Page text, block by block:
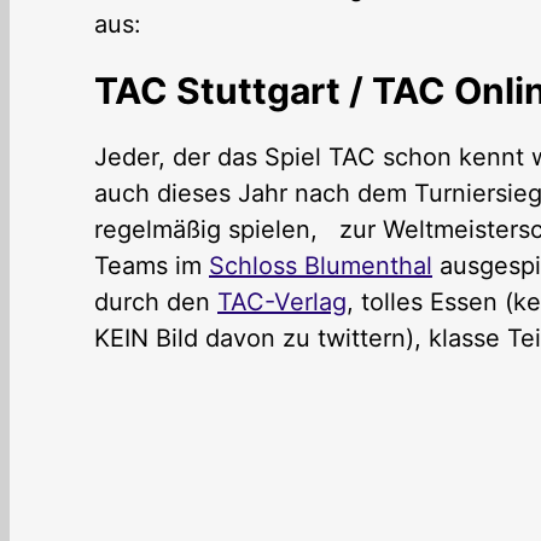
aus:
TAC Stuttgart / TAC
Jeder, der das Spiel TAC schon
auch dieses Jahr nach dem
regelmäßig spielen, zur
Teams im Schloss Blumenthal
durch den TAC-Verlag, tolles Essen
KEIN Bild davon zu twittern), klasse